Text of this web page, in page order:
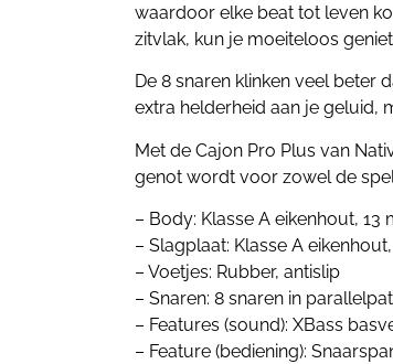
waardoor elke beat tot leven
zitvlak, kun je moeiteloos
De 8 snaren klinken veel beter
extra helderheid aan je geluid,
Met de Cajon Pro Plus van
genot wordt voor zowel de
– Body: Klasse A eikenhout,
– Slagplaat: Klasse A
– Voetjes: Rubber, antislip
– Snaren: 8 snaren in
– Features (sound): XBass
– Feature (bediening):